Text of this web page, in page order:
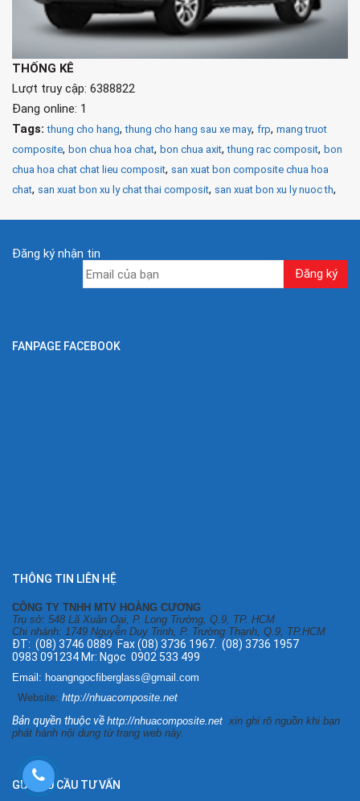
THỐNG KÊ
Lượt truy cập: 6388822
Đang online: 1
Tags: thung cho hang,thung cho hang sau xe may, frp, mang truot
composite, bon chua hoa chat, bon chua axit,thung rac composit, bon
chua hoa chat chat lieu composit, san xuat bon composite chua hoa
chat, san xuat bon xu ly chat thai composit, san xuat bon xu ly nuoc th,
Đăng ký nhận tin
FANPAGE FACEBOOK
THÔNG TIN LIÊN HỆ
CÔNG TY TNHH MTV HOÀNG CƯƠNG
Trụ sở: 548 Lã Xuân Oai, P. Long Trường, Q.9, TP. HCM
Chi nhánh: 1749 Nguyễn Duy Trinh, P. Trường Thạnh, Q.9, TP.HCM
ĐT: (08) 3746 0889 Fax (08) 3736 1967. (08) 3736 1957
0983 091234 Mr: Ngọc 0902 533 499
Email: hoangngocfiberglass@gmail.com
Website: http://nhuacomposite.net
Bản quyền thuộc về http://nhuacomposite.net xin ghi rõ nguồn khi bạn
phát hành nội dung từ trang web này.
GỬI YÊU CẦU TƯ VẤN